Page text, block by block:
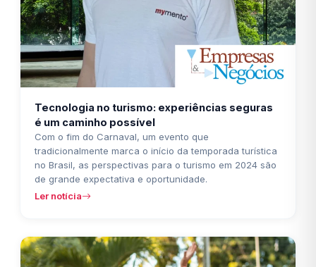
Tecnologia no turismo: experiências seguras
é um caminho possível
Com o fim do Carnaval, um evento que
tradicionalmente marca o início da temporada turística
no Brasil, as perspectivas para o turismo em 2024 são
de grande expectativa e oportunidade.
Ler notícia